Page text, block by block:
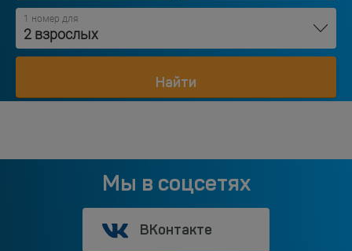
1 номер для
2 взрослых
Найти
Мы в соцсетях
ВКонтакте